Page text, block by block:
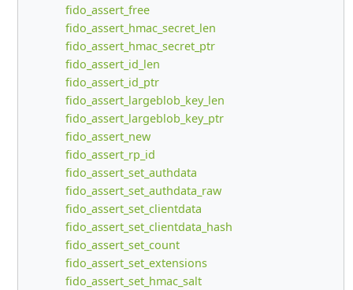
fido_assert_free
fido_assert_hmac_secret_len
fido_assert_hmac_secret_ptr
fido_assert_id_len
fido_assert_id_ptr
fido_assert_largeblob_key_len
fido_assert_largeblob_key_ptr
fido_assert_new
fido_assert_rp_id
fido_assert_set_authdata
fido_assert_set_authdata_raw
fido_assert_set_clientdata
fido_assert_set_clientdata_hash
fido_assert_set_count
fido_assert_set_extensions
fido_assert_set_hmac_salt